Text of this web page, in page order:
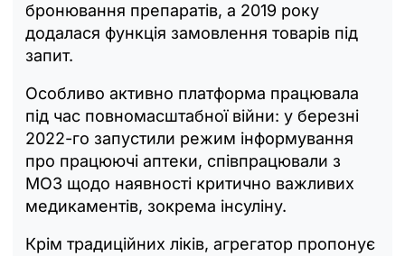
бронювання препаратів, а 2019 року
додалася функція замовлення товарів під
запит.
Особливо активно платформа працювала
під час повномасштабної війни: у березні
2022-го запустили режим інформування
про працюючі аптеки, співпрацювали з
МОЗ щодо наявності критично важливих
медикаментів, зокрема інсуліну.
Крім традиційних ліків, агрегатор пропонує